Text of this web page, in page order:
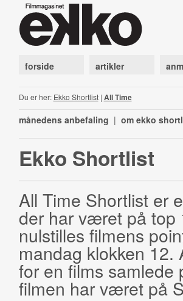
forside artikler
Du er her: Ekko Shortlist| All Time
månedens anbefaling | om ekko
Ekko Shortlist
All Time Shortlist er
der har været på top
nulstilles filmens
mandag klokken 12.
for en films samlede
filmen har været på